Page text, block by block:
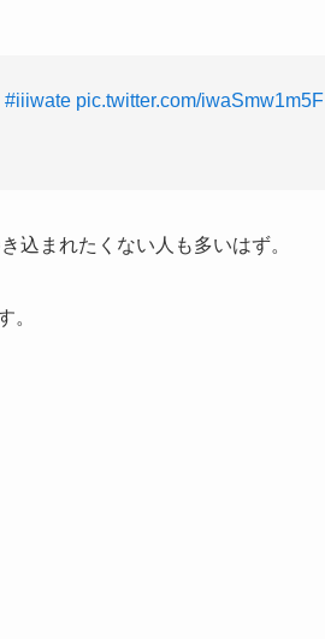
#iiiwate pic.twitter.com/iwaSmw1m5F
込まれたくない人も多いはず。
。